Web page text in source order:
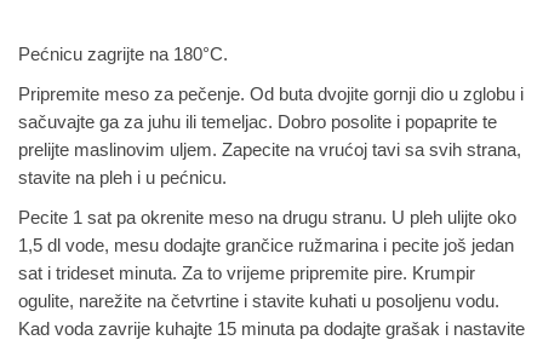
Pećnicu zagrijte na 180°C.
Pripremite meso za pečenje. Od buta dvojite gornji dio u zglobu i
sačuvajte ga za juhu ili temeljac. Dobro posolite i popaprite te
prelijte maslinovim uljem. Zapecite na vrućoj tavi sa svih strana,
stavite na pleh i u pećnicu.
Pecite 1 sat pa okrenite meso na drugu stranu. U pleh ulijte oko
1,5 dl vode, mesu dodajte grančice ružmarina i pecite još jedan
sat i trideset minuta. Za to vrijeme pripremite pire. Krumpir
ogulite, narežite na četvrtine i stavite kuhati u posoljenu vodu.
Kad voda zavrije kuhajte 15 minuta pa dodajte grašak i nastavite